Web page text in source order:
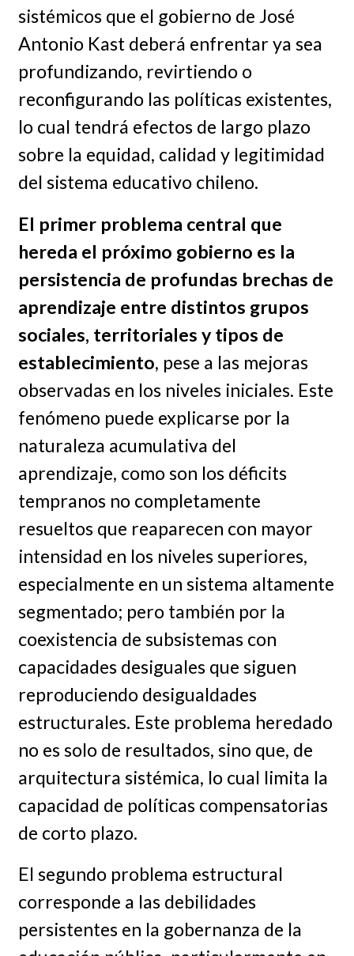
sistémicos que el gobierno de José
Antonio Kast deberá enfrentar ya sea
profundizando, revirtiendo o
reconfigurando las políticas existentes,
lo cual tendrá efectos de largo plazo
sobre la equidad, calidad y legitimidad
del sistema educativo chileno.
El primer problema central que
hereda el próximo gobierno es la
persistencia de profundas brechas de
aprendizaje entre distintos grupos
sociales, territoriales y tipos de
establecimiento, pese a las mejoras
observadas en los niveles iniciales. Este
fenómeno puede explicarse por la
naturaleza acumulativa del
aprendizaje, como son los déficits
tempranos no completamente
resueltos que reaparecen con mayor
intensidad en los niveles superiores,
especialmente en un sistema altamente
segmentado; pero también por la
coexistencia de subsistemas con
capacidades desiguales que siguen
reproduciendo desigualdades
estructurales. Este problema heredado
no es solo de resultados, sino que, de
arquitectura sistémica, lo cual limita la
capacidad de políticas compensatorias
de corto plazo.
El segundo problema estructural
corresponde a las debilidades
persistentes en la gobernanza de la